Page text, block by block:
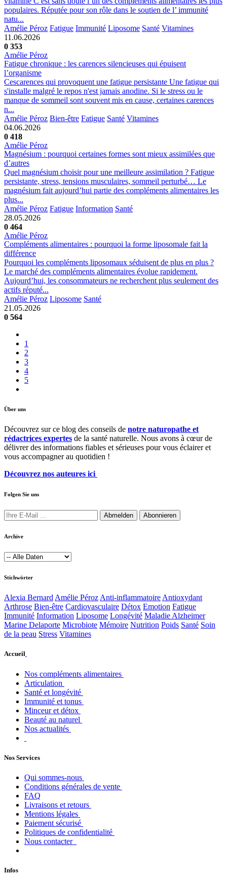
populaires. Réputée pour son rôle dans le soutien de l’ immunité
natu...
Amélie Péroz Fatigue Immunité Liposome Santé Vitamines
11.06.2026
0 353
Amélie Péroz
Fatigue chronique : les carences silencieuses qui épuisent
l’organisme
Cescarences qui provoquent une fatigue persistante Une fatigue qui
s'installe malgré le repos n'est jamais anodine. Si le stress ou le
manque de sommeil sont souvent mis en cause, certaines carences
n...
Amélie Péroz Bien-être Fatigue Santé Vitamines
04.06.2026
0 418
Amélie Péroz
Magnésium : pourquoi certaines formes sont mieux assimilées que
d’autres
Quel magnésium choisir pour une meilleure assimilation ? Fatigue
persistante, stress, tensions musculaires, sommeil perturbé… Le
magnésium fait aujourd’hui partie des compléments alimentaires les
plus...
Amélie Péroz Fatigue Information Santé
28.05.2026
0 464
Amélie Péroz
Compléments alimentaires : pourquoi la forme liposomale fait la
différence
Pourquoi les compléments liposomaux séduisent de plus en plus ?
Le marché des compléments alimentaires évolue rapidement.
Aujourd’hui, les consommateurs ne recherchent plus seulement des
actifs réputé...
Amélie Péroz Liposome Santé
21.05.2026
0 564
1
2
3
4
5
Über uns
Découvrez sur ce blog des conseils de notre naturopathe et
rédactrices expertes de la santé naturelle. Nous avons à cœur de
délivrer des informations fiables et sérieuses pour vous éclairer et
vous accompagner au quotidien !
Découvrez nos auteures ici
Folgen Sie uns
Abmelden Abonnieren
Archive
Stichwörter
Alexia Bernard Amélie Péroz Anti-inflammatoire Antioxydant
Arthrose Bien-être Cardiovasculaire Détox Emotion Fatigue
Immunité Information Liposome Longévité Maladie Alzheimer
Marine Delaporte Microbiote Mémoire Nutrition Poids Santé Soin
de la peau Stress Vitamines
Accueil
Nos compléments alimentaires
Articulation
Santé et longévité
Immunité et tonus
Minceur et détox
Beauté au naturel
Nos actualités
Nos Services
Qui sommes-nous
Conditions générales de vente
FAQ
Livraisons et retours
Mentions légales
Paiement sécurisé
Politiques de confidentialité
Nous contacter
Infos